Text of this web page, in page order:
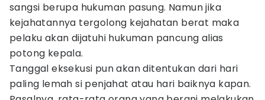
sangsi berupa hukuman pasung. Namun jika
kejahatannya tergolong kejahatan berat maka
pelaku akan dijatuhi hukuman pancung alias
potong kepala.
Tanggal eksekusi pun akan ditentukan dari hari
paling lemah si penjahat atau hari baiknya kapan.